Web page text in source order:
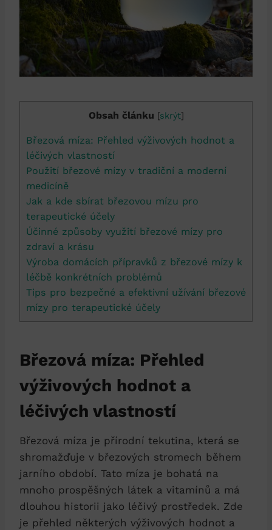
Obsah článku [skrýt]
Březová míza: Přehled výživových hodnot a
léčivých vlastností
Použití březové mízy v tradiční a moderní
medicíně
Jak a kde sbírat březovou mízu pro
terapeutické účely
Účinné způsoby využití březové mízy pro
zdraví a krásu
Výroba domácích přípravků z březové mízy k
léčbě konkrétních problémů
Tips pro bezpečné a efektivní užívání březové
mízy pro terapeutické účely
Březová míza: Přehled
výživových hodnot a
léčivých vlastností
Březová míza je přírodní tekutina, která se
shromažďuje v březových stromech během
jarního období. Tato míza je bohatá na
mnoho prospěšných látek a vitamínů a má
dlouhou historii jako léčivý prostředek. Zde
je přehled některých výživových hodnot a